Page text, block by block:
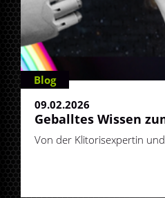
Blog
09.02.2026
Geballtes Wissen
Von der Klitorisexpertin